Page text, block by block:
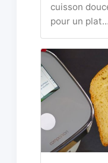
cuisson
pour un plat…